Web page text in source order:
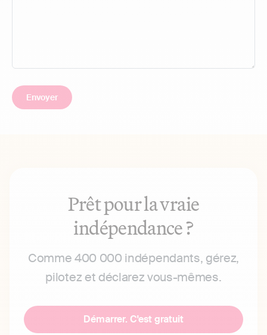
Prêt pour la vraie
indépendance ?
Comme 400 000 indépendants, gérez,
pilotez et déclarez vous-mêmes.
Démarrer. C'est gratuit